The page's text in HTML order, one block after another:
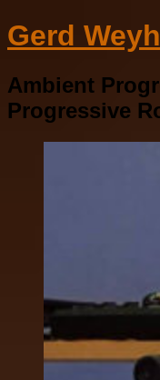
Gerd
Ambient
Progressive